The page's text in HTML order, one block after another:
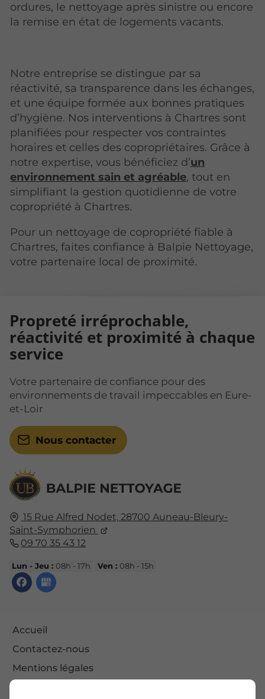
ordures, le nettoyage après sinistre ou encore
la remise en état de logements vacants.
Notre entreprise se distingue par sa
réactivité, sa transparence dans les échanges,
et une équipe formée aux bonnes pratiques
d’hygiène. Nos interventions à Chartres sont
planifiées pour respecter vos contraintes
horaires et celles des copropriétaires. Grâce à
notre expertise, vous bénéficiez d’un
environnement sain et agréable, tout en
simplifiant la gestion quotidienne de votre
copropriété à Chartres.
Pour un nettoyage de copropriété fiable à
Chartres, faites confiance à Balpie Nettoyage,
votre partenaire local de proximité.
15 Rue Alfred Nodet, 28700 Auneau-Bleury-
Saint-Symphorien
09 70 35 43 12
Lun - Jeu : 08h - 17h Ven : 08h - 15h
Accueil
Contactez-nous
Mentions légales
Propreté irréprochable,
réactivité et proximité à chaque
service
Votre partenaire de confiance pour des
environnements de travail impeccables en Eure-
et-Loir
Nous contacter